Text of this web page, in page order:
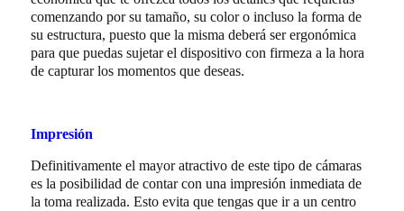
comenzando por su tamaño, su color o incluso la forma de
su estructura, puesto que la misma deberá ser ergonómica
para que puedas sujetar el dispositivo con firmeza a la hora
de capturar los momentos que deseas.
Impresión
Definitivamente el mayor atractivo de este tipo de cámaras
es la posibilidad de contar con una impresión inmediata de
la toma realizada. Esto evita que tengas que ir a un centro